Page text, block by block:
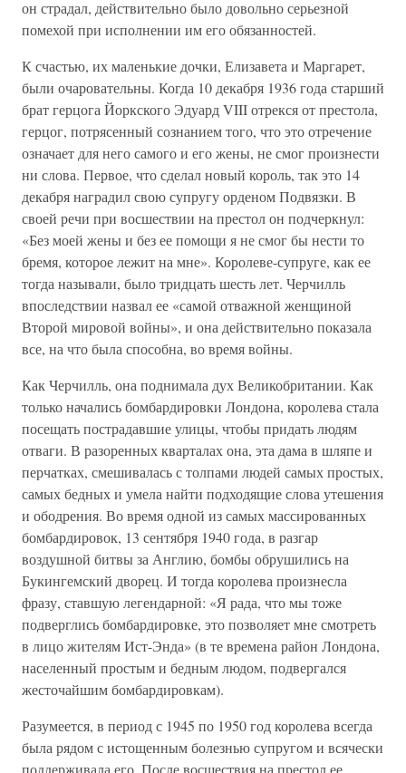
он страдал, действительно было довольно серьезной
помехой при исполнении им его обязанностей.
К счастью, их маленькие дочки, Елизавета и Маргарет,
были очаровательны. Когда 10 декабря 1936 года старший
брат герцога Йоркского Эдуард VIII отрекся от престола,
герцог, потрясенный сознанием того, что это отречение
означает для него самого и его жены, не смог произнести
ни слова. Первое, что сделал новый король, так это 14
декабря наградил свою супругу орденом Подвязки. В
своей речи при восшествии на престол он подчеркнул:
«Без моей жены и без ее помощи я не смог бы нести то
бремя, которое лежит на мне». Королеве-супруге, как ее
тогда называли, было тридцать шесть лет. Черчилль
впоследствии назвал ее «самой отважной женщиной
Второй мировой войны», и она действительно показала
все, на что была способна, во время войны.
Как Черчилль, она поднимала дух Великобритании. Как
только начались бомбардировки Лондона, королева стала
посещать пострадавшие улицы, чтобы придать людям
отваги. В разоренных кварталах она, эта дама в шляпе и
перчатках, смешивалась с толпами людей самых простых,
самых бедных и умела найти подходящие слова утешения
и ободрения. Во время одной из самых массированных
бомбардировок, 13 сентября 1940 года, в разгар
воздушной битвы за Англию, бомбы обрушились на
Букингемский дворец. И тогда королева произнесла
фразу, ставшую легендарной: «Я рада, что мы тоже
подверглись бомбардировке, это позволяет мне смотреть
в лицо жителям Ист-Энда» (в те времена район Лондона,
населенный простым и бедным людом, подвергался
жесточайшим бомбардировкам).
Разумеется, в период с 1945 по 1950 год королева всегда
была рядом с истощенным болезнью супругом и всячески
поддерживала его. После восшествия на престол ее